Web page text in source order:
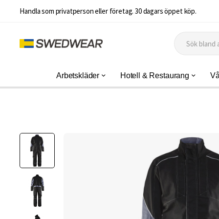
Handla som privatperson eller företag. 30 dagars öppet köp.
Arbetskläder Hotell & Restaurang
Hoppa
slutet
bildgalleriet